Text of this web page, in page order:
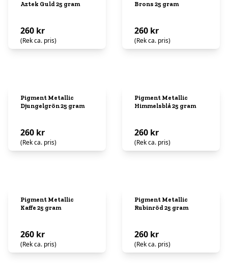
Aztek Guld 25 gram
260 kr
(Rek ca. pris)
Brons 25 gram
260 kr
(Rek ca. pris)
Pigment Metallic
Djungelgrön 25 gram
260 kr
(Rek ca. pris)
Pigment Metallic
Himmelsblå 25 gram
260 kr
(Rek ca. pris)
Pigment Metallic
Kaffe 25 gram
260 kr
(Rek ca. pris)
Pigment Metallic
Rubinröd 25 gram
260 kr
(Rek ca. pris)